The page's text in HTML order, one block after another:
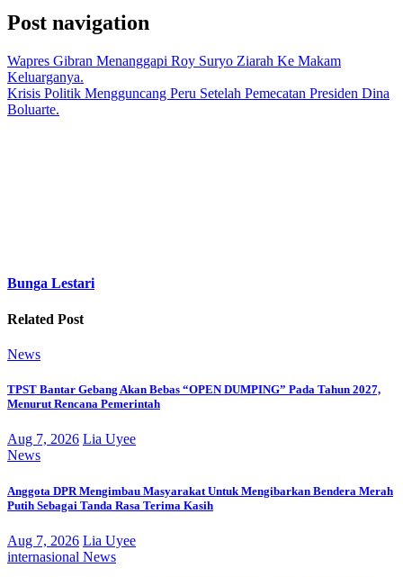
Post navigation
Wapres Gibran Menanggapi Roy Suryo Ziarah Ke Makam
Keluarganya.
Krisis Politik Mengguncang Peru Setelah Pemecatan Presiden Dina
Boluarte.
Bunga Lestari
Related Post
News
TPST Bantar Gebang Akan Bebas “OPEN DUMPING” Pada Tahun 2027,
Menurut Rencana Pemerintah
Aug 7, 2026 Lia Uyee
News
Anggota DPR Mengimbau Masyarakat Untuk Mengibarkan Bendera Merah
Putih Sebagai Tanda Rasa Terima Kasih
Aug 7, 2026 Lia Uyee
internasional News